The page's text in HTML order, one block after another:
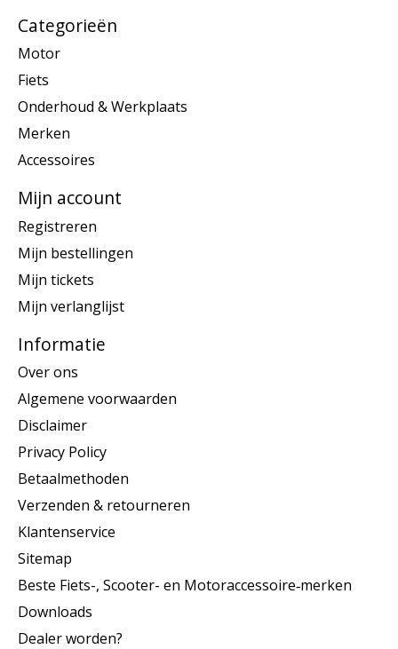
Categorieën
Motor
Fiets
Onderhoud & Werkplaats
Merken
Accessoires
Mijn account
Registreren
Mijn bestellingen
Mijn tickets
Mijn verlanglijst
Informatie
Over ons
Algemene voorwaarden
Disclaimer
Privacy Policy
Betaalmethoden
Verzenden & retourneren
Klantenservice
Sitemap
Beste Fiets-, Scooter- en Motoraccessoire‑merken
Downloads
Dealer worden?